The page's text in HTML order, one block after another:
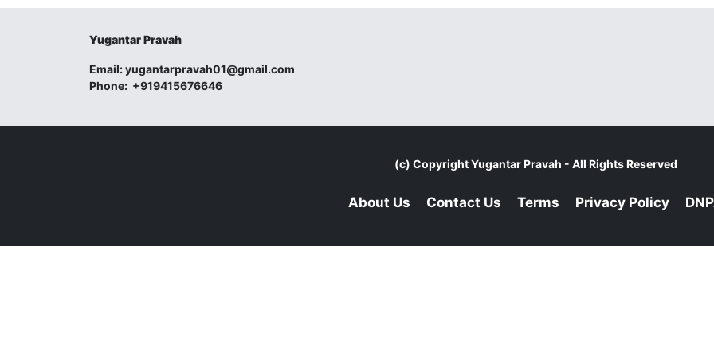
Yugantar Pravah
Email:yugantarpravah01@gmail.com
Phone: +919415676646
(c) CopyrightYugantar Pravah - All Rights Reserved
About Us Contact Us Terms Privacy Policy